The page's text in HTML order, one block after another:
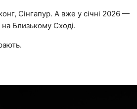
Сінгапур. А вже у січні 2026 —
на Близькому Сході.